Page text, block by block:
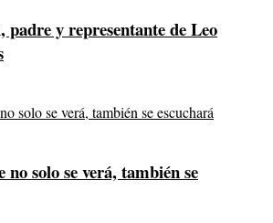
padre y representante de Leo
no solo se verá, también se